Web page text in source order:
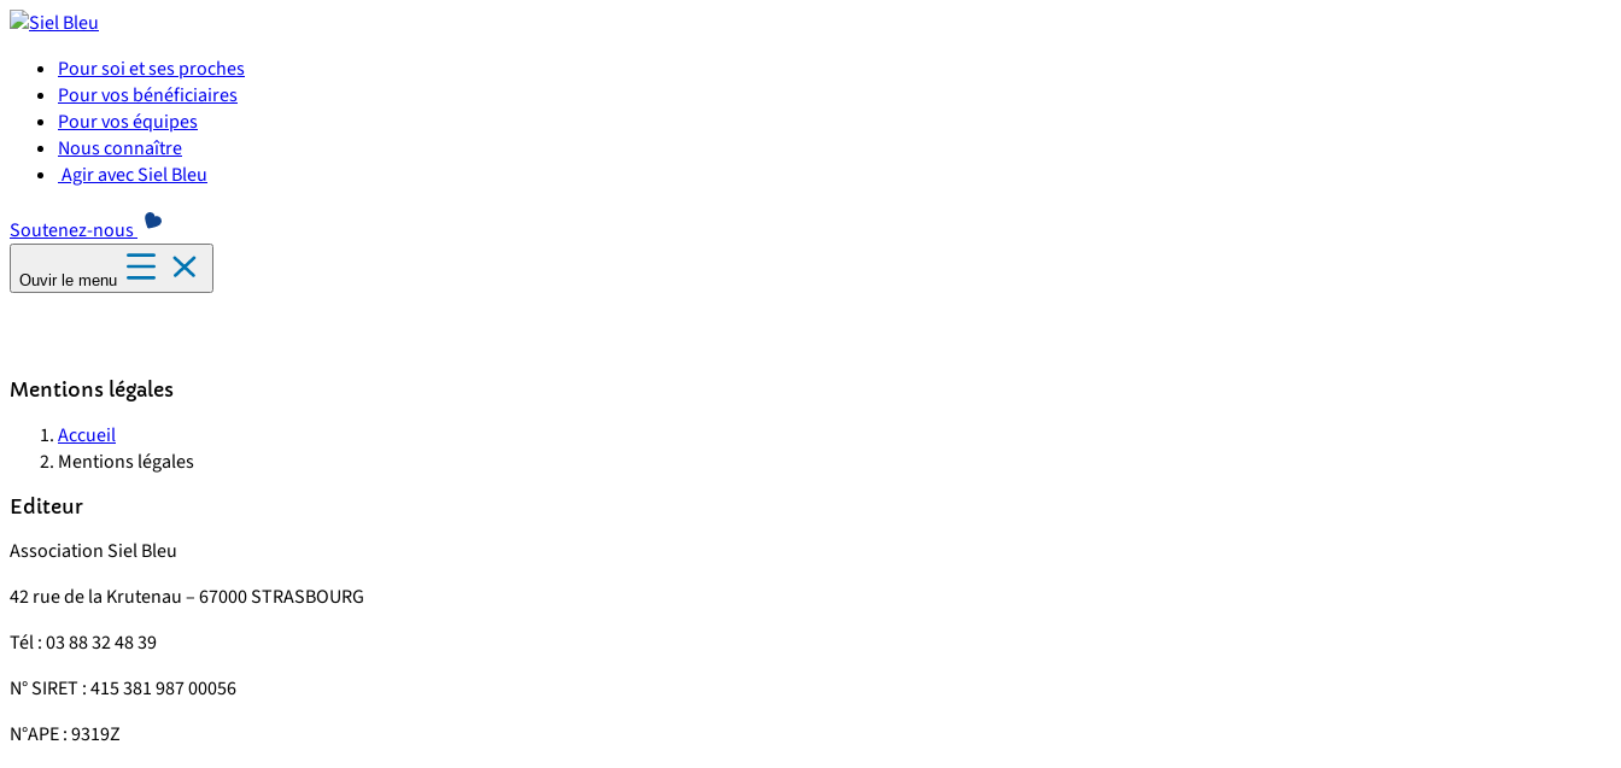
Pour soi et ses proches
Pour vos bénéficiaires
Pour vos équipes
Nous connaître
Agir avec Siel Bleu
Soutenez-nous
Ouvir le menu
Mentions légales
Accueil
Mentions légales
Editeur
Association Siel Bleu
42 rue de la Krutenau – 67000 STRASBOURG
Tél : 03 88 32 48 39
N° SIRET : 415 381 987 00056
N°APE : 9319Z
Panneau de gestion des cookies